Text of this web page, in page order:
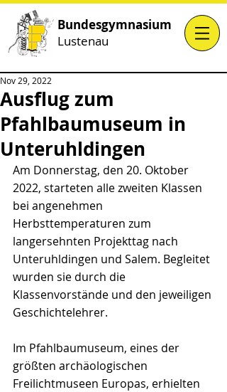
Bundesgymnasium
Lustenau
Ausflug zum
Pfahlbaumuseum in
Unteruhldingen
Nov 29, 2022
Am Donnerstag, den 20. Oktober
2022, starteten alle zweiten Klassen
bei angenehmen
Herbsttemperaturen zum
langersehnten Projekttag nach
Unteruhldingen und Salem. Begleitet
wurden sie durch die
Klassenvorstände und den jeweiligen
Geschichtelehrer.
Im Pfahlbaumuseum, eines der
größten archäologischen
Freilichtmuseen Europas, erhielten